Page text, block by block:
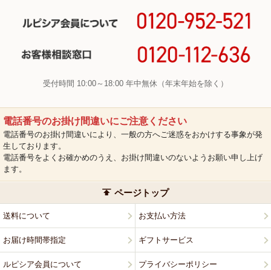
受付時間 10:00～18:00 年中無休（年末年始を除く）
電話番号のお掛け間違いにご注意ください
電話番号のお掛け間違いにより、一般の方へご迷惑をおかけする事象が発
生しております。
電話番号をよくお確かめのうえ、お掛け間違いのないようお願い申し上げ
ます。
ページトップ
送料について お支払い方法
お届け時間帯指定 ギフトサービス
ルピシア会員について プライバシーポリシー